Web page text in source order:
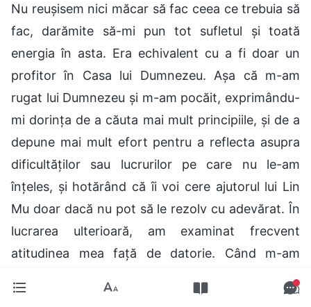
Nu reușisem nici măcar să fac ceea ce trebuia să
fac, darămite să-mi pun tot sufletul și toată
energia în asta. Era echivalent cu a fi doar un
profitor în Casa lui Dumnezeu. Așa că m-am
rugat lui Dumnezeu și m-am pocăit, exprimându-
mi dorința de a căuta mai mult principiile, și de a
depune mai mult efort pentru a reflecta asupra
dificultăților sau lucrurilor pe care nu le-am
înțeles, și hotărând că îi voi cere ajutorul lui Lin
Mu doar dacă nu pot să le rezolv cu adevărat. În
lucrarea ulterioară, am examinat frecvent
atitudinea mea față de datorie. Când m-am
m-am răzvrătit conștient împotriva mea, mi-am